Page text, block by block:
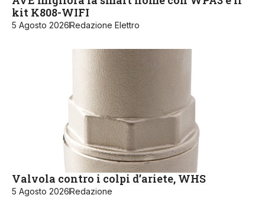
kit K808-WIFI
5 Agosto 2026Redazione Elettro
Valvola contro i colpi d’ariete, WHS
5 Agosto 2026Redazione